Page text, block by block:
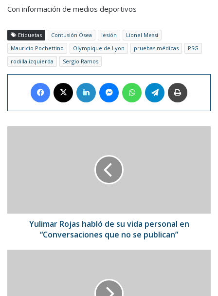
Con información de medios deportivos
Etiquetas Contusión Ósea lesión
Lionel Messi
Mauricio Pochettino
Olympique de Lyon pruebas médicas
PSG
rodilla izquierda
Sergio Ramos
Facebook LinkedIn MessengerWhatsAppTelegram
“Conversaciones
Yulimar Rojas habló de su vida personal en
“Conversaciones que no se publican”